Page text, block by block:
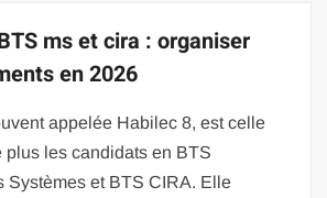
ms et cira : organiser
en 2026
appelée Habilec 8, est celle
plus les candidats en BTS
Systèmes et BTS CIRA. Elle